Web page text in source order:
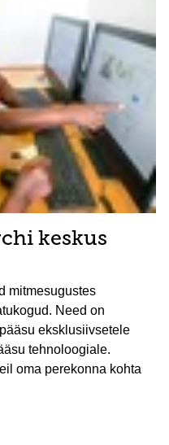
keskus
mitmesugustes
Need on
eksklusiivsetele
tehnoloogiale.
oma perekonna kohta